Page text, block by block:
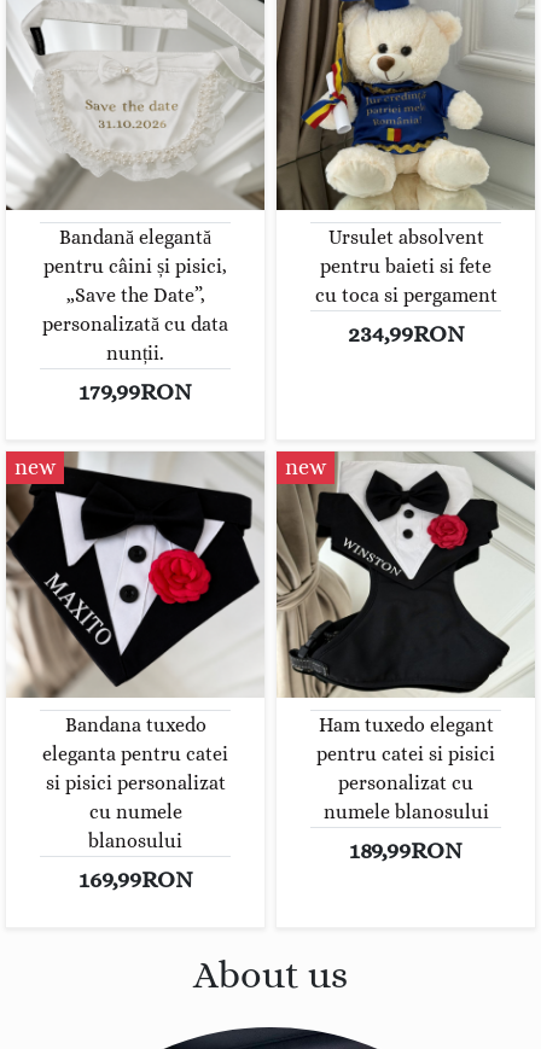
Bandană elegantă
pentru câini și pisici,
„Save the Date”,
personalizată cu data
nunții.
179,99RON
Ursulet absolvent
pentru baieti si fete
cu toca si pergament
234,99RON
new
Bandana tuxedo
eleganta pentru catei
si pisici personalizat
cu numele
blanosului
169,99RON
new
Ham tuxedo elegant
pentru catei si pisici
personalizat cu
numele blanosului
189,99RON
About us